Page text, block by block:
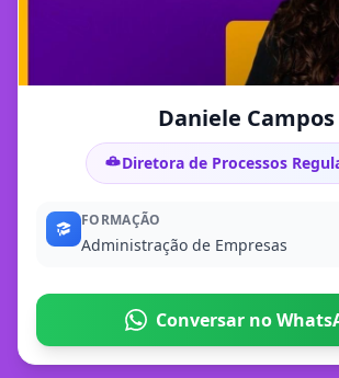
Daniele Campos
Diretora de Processos
FORMAÇÃO
Administração de Empresas
Conversar no